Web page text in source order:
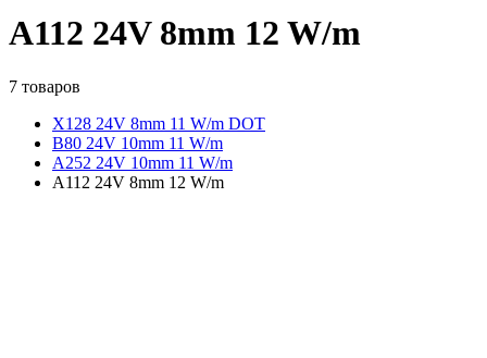
A112 24V 8mm 12 W/m
7 товаров
X128 24V 8mm 11 W/m DOT
B80 24V 10mm 11 W/m
A252 24V 10mm 11 W/m
A112 24V 8mm 12 W/m